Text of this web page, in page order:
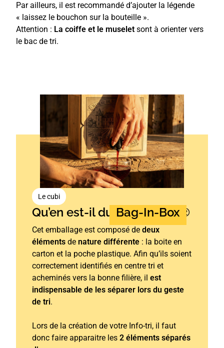
Par ailleurs, il est recommandé d’ajouter la légende
« laissez le bouchon sur la bouteille ».
Attention : La coiffe et le muselet sont à orienter vers
le bac de tri.
Le cubi
Qu’en est-il du Bag-In-Box ®
Cet emballage est composé de deux
éléments de nature différente : la boite en
carton et la poche plastique. Afin qu’ils soient
correctement identifiés en centre tri et
acheminés vers la bonne filière, il est
indispensable de les séparer lors du geste
de tri.
Lors de la création de votre Info-tri, il faut
donc faire apparaitre les 2 éléments séparés